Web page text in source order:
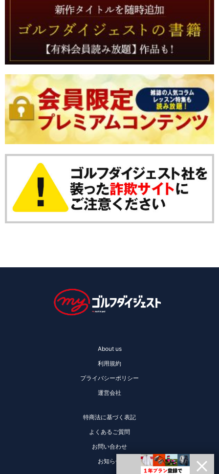
About us
利用規約
プライバシーポリシー
運営会社
特商法に基づく表記
よくあるご質問
お問い合わせ
お知らせ